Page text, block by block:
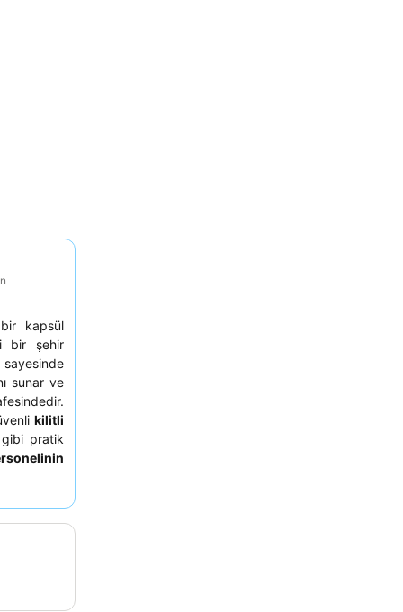
kapsül
bir şehir
sayesinde
sunar ve
kilitli
gibi pratik
mutfak